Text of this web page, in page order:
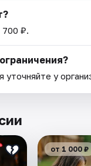
700 ₽.
уточняйте у
от 1 000 ₽